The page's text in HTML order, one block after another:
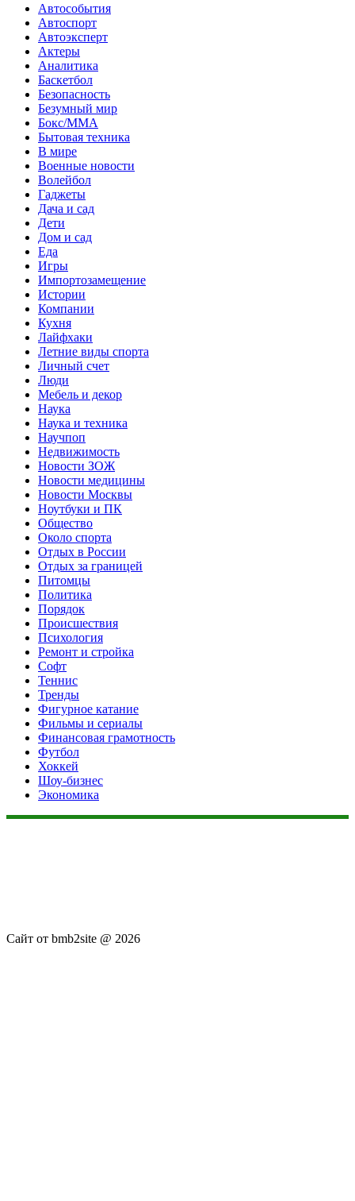
Автособытия
Автоспорт
Автоэксперт
Актеры
Аналитика
Баскетбол
Безопасность
Безумный мир
Бокс/MMA
Бытовая техника
В мире
Военные новости
Волейбол
Гаджеты
Дача и сад
Дети
Дом и сад
Еда
Игры
Импортозамещение
Истории
Компании
Кухня
Лайфхаки
Летние виды спорта
Личный счет
Люди
Мебель и декор
Наука
Наука и техника
Научпоп
Недвижимость
Новости ЗОЖ
Новости медицины
Новости Москвы
Ноутбуки и ПК
Общество
Около спорта
Отдых в России
Отдых за границей
Питомцы
Политика
Порядок
Происшествия
Психология
Ремонт и стройка
Софт
Теннис
Тренды
Фигурное катание
Фильмы и сериалы
Финансовая грамотность
Футбол
Хоккей
Шоу-бизнес
Экономика
Сайт от bmb2site @ 2026